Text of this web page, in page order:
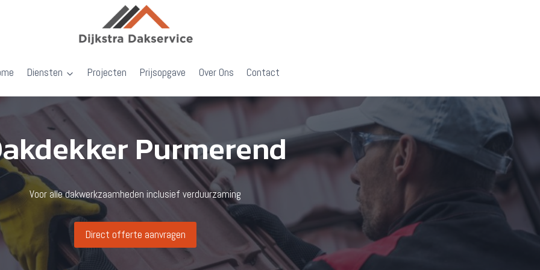
Diensten Projecten Prijsopgave Over Ons Contact
Purmerend
Voor alle dakwerkzaamheden inclusief verduurzaming
Direct offerte aanvragen